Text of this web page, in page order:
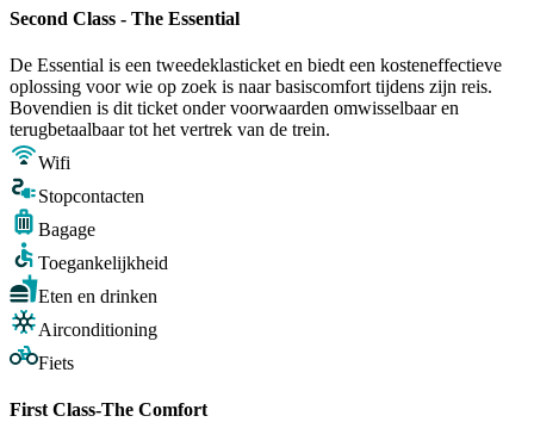
Second Class - The Essential
De Essential is een tweedeklasticket en biedt een kosteneffectieve
oplossing voor wie op zoek is naar basiscomfort tijdens zijn reis.
Bovendien is dit ticket onder voorwaarden omwisselbaar en
terugbetaalbaar tot het vertrek van de trein.
Wifi
Stopcontacten
Bagage
Toegankelijkheid
Eten en drinken
Airconditioning
Fiets
First Class-The Comfort